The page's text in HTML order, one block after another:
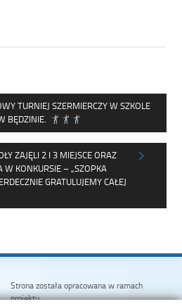
TURNIEJ SZERMIERCZY W SZKOLE
BĘDZINIE.
ZAJĘLI 2 I 3 MIEJSCE ORAZ
KONKURSIE – „SZOPKA
GRATULUJEMY CAŁEJ
Strona została opracowana w ramach
projektu